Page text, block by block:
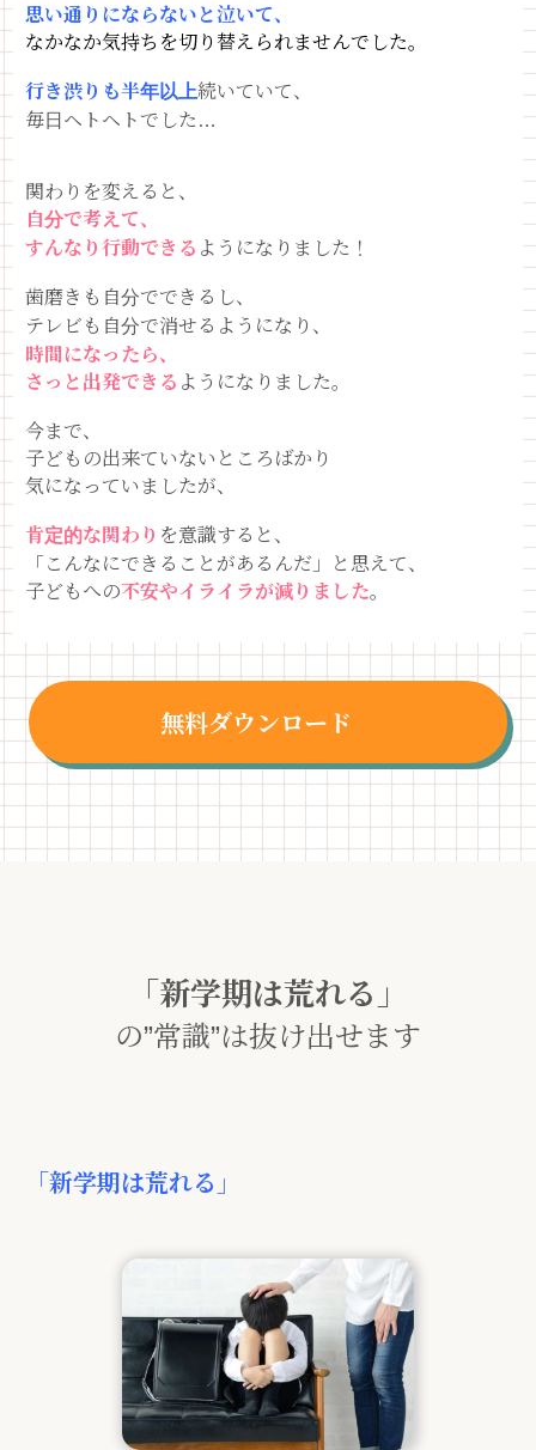
思い通りにならないと泣いて、
なかなか気持ちを切り替えられませんでした。
行き渋りも半年以上続いていて、
毎日ヘトヘトでした…
関わりを変えると、
自分で考えて、
すんなり行動できる ようになりました！
歯磨きも自分でできるし、
テレビも自分で消せるようになり、
時間になったら、
さっと出発できる ようになりました。
今まで、
子どもの出来ていないところばかり
気になっていましたが、
肯定的な関わり を意識すると、
「こんなにできることがあるんだ」と思えて、
子どもへの不安やイライラが減りました。
無料ダウンロード
「新学期は荒れる」
の”常識”は抜け出せます
「新学期は荒れる」